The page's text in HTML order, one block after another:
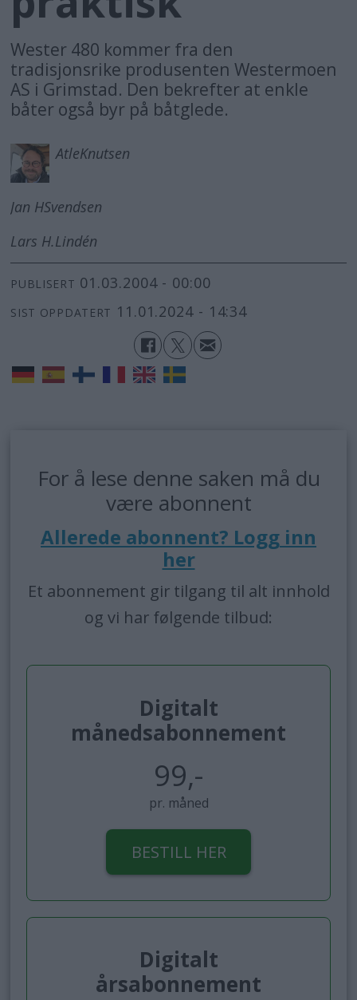
Wester 480 kommer fra den
tradisjonsrike produsenten Westermoen
AS i Grimstad. Den bekrefter at enkle
båter også byr på båtglede.
AtleKnutsen
Jan HSvendsen
Lars H.Lindén
PUBLISERT 01.03.2004 - 00:00
SIST OPPDATERT 11.01.2024 - 14:34
For å lese denne saken må du
være abonnent
Allerede abonnent? Logg inn
her
Et abonnement gir tilgang til alt innhold
og vi har følgende tilbud:
Digitalt
månedsabonnement
99,-
pr. måned
BESTILL HER
Digitalt
årsabonnement